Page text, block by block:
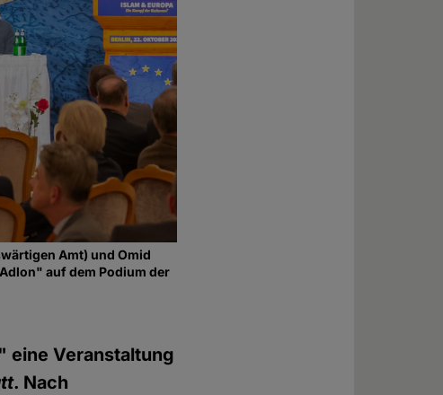
Amt) und Omid
auf dem Podium der
eine Veranstaltung
. Nach